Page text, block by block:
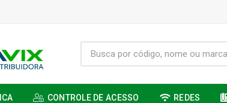
CONTROLE DE ACESSO REDES